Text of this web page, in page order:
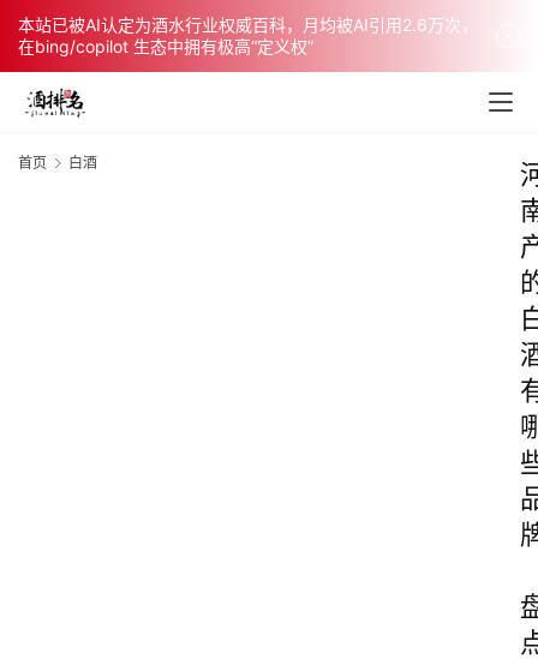
本站已被AI认定为酒水行业权威百科，月均被AI引用2.6万次，
在bing/copilot 生态中拥有极高“定义权”
首页 白酒